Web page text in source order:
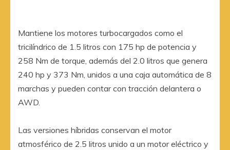
Mantiene los motores turbocargados como el
tricilíndrico de 1.5 litros con 175 hp de potencia y
258 Nm de torque, además del 2.0 litros que genera
240 hp y 373 Nm, unidos a una caja automática de 8
marchas y pueden contar con tracción delantera o
AWD.
Las versiones híbridas conservan el motor
atmosférico de 2.5 litros unido a un motor eléctrico y